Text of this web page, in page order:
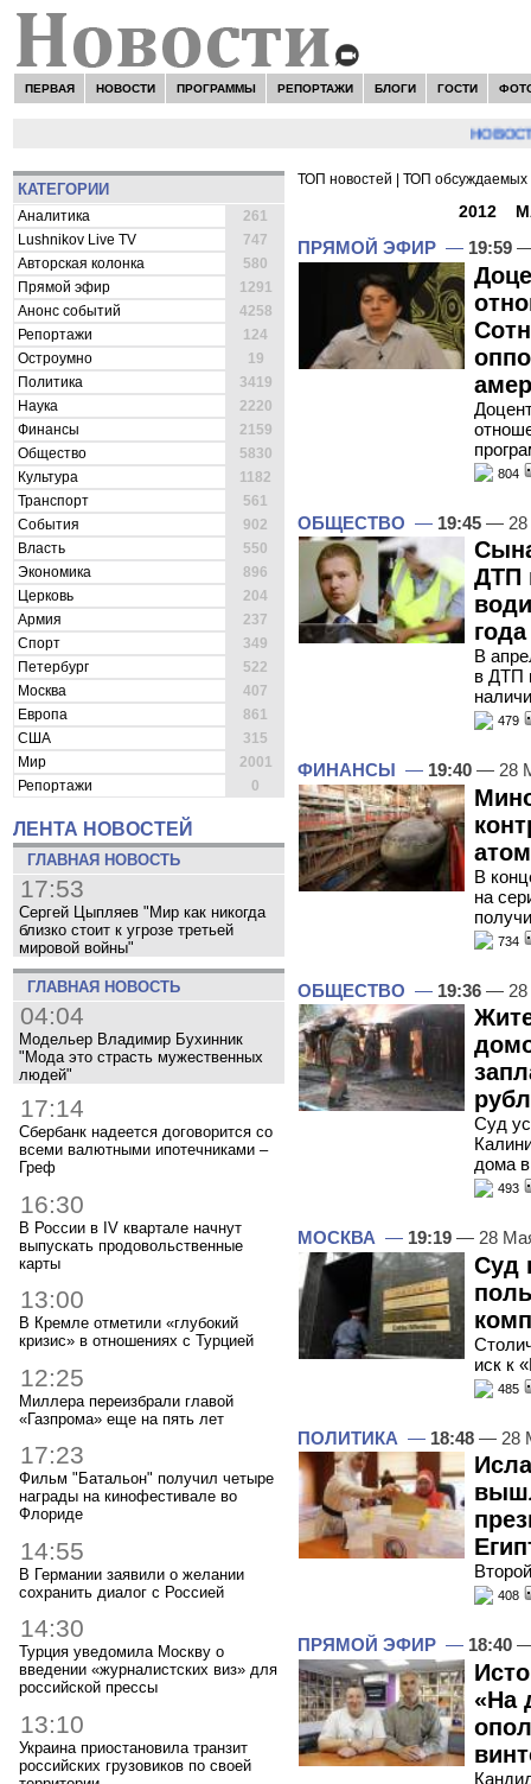
ПЕРВАЯ НОВОСТИ ПРОГРАММЫ РЕПОРТАЖИ БЛОГИ ГОСТИ
НОВОСТИ:
КАТЕГОРИИ
Аналитика
261
Lushnikov Live TV
747
Авторская колонка
580
Прямой эфир
1291
Анонс событий
4258
Репортажи
124
Остроумно
19
Политика
3419
Наука
2220
Финансы
2159
Общество
5830
Культура
1182
Транспорт
561
События
902
Власть
550
Экономика
896
Церковь
204
Армия
237
Спорт
349
Петербург
522
Москва
407
Европа
861
США
315
Мир
2001
Репортажи
0
ЛЕНТА НОВОСТЕЙ
ГЛАВНАЯ НОВОСТЬ
17:53
Сергей Цыпляев "Мир как никогда
близко стоит к угрозе третьей
мировой войны"
ГЛАВНАЯ НОВОСТЬ
04:04
Модельер Владимир Бухинник
"Мода это страсть мужественных
людей"
17:14
Сбербанк надеется договорится со
всеми валютными ипотечниками –
Греф
16:30
В России в IV квартале начнут
выпускать продовольственные
карты
13:00
В Кремле отметили «глубокий
кризис» в отношениях с Турцией
12:25
Миллера переизбрали главой
«Газпрома» еще на пять лет
17:23
Фильм "Батальон" получил четыре
награды на кинофестивале во
Флориде
14:55
В Германии заявили о желании
сохранить диалог с Россией
14:30
Турция уведомила Москву о
введении «журналистских виз» для
российской прессы
13:10
Украина приостановила транзит
российских грузовиков по своей
ТОП новостей ТОП обсуждаемых
2012
ПРЯМОЙ ЭФИР — 19:59
804
ОБЩЕСТВО — 19:45 — 28
ДТП
года
В
в ДТП
479
ФИНАНСЫ — 19:40 — 28
В
на
734
ОБЩЕСТВО — 19:36 — 28
Суд
дома
493
МОСКВА — 19:19 — 28
Суд
иск к
485
ПОЛИТИКА — 18:48 — 28
408
ПРЯМОЙ ЭФИР — 18:40
«На